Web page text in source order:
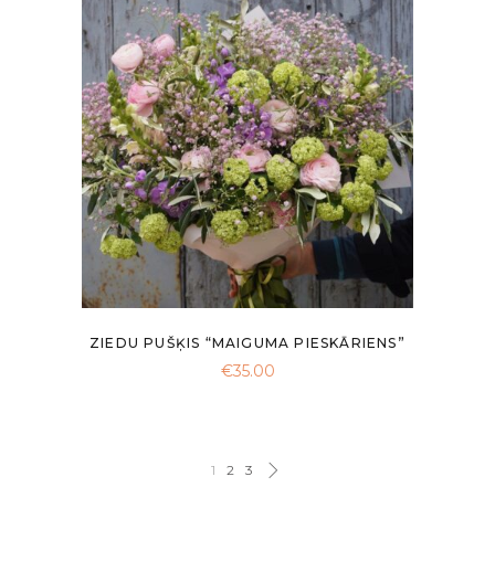
ZIEDU PUŠĶIS “MAIGUMA PIESKĀRIENS”
€35.00
1 2 3